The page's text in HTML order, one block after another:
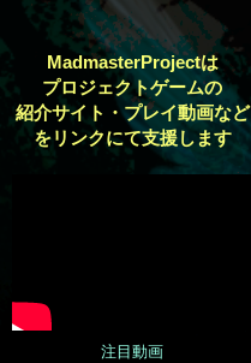
MadmasterProjectは
プロジェクトゲームの
紹介サイト・プレイ動画など
をリンクにて支援します
注 目動画